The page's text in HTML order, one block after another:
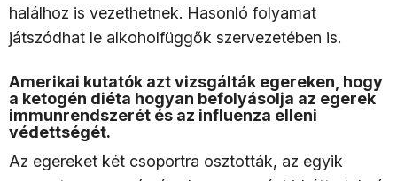
halálhoz is vezethetnek. Hasonló folyamat
játszódhat le alkoholfüggők szervezetében is.
Amerikai kutatók azt vizsgálták egereken, hogy
a ketogén diéta hogyan befolyásolja az egerek
immunrendszerét és az influenza elleni
védettségét.
Az egereket két csoportra osztották, az egyik